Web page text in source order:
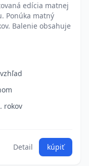
edícia matnej
Ponúka matný
Balenie obsahuje
rokov
Detail kúpiť